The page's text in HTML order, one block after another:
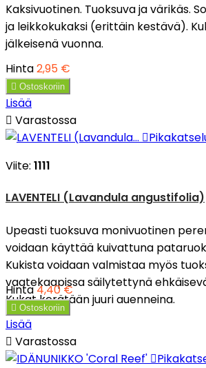
Kaksivuotinen. Tuoksuva ja värikäs.
ja leikkokukaksi (erittäin kestävä).
jälkeisenä vuonna.
Hinta2,95 €
 Ostoskoriin
Lisää
 Varastossa

Viite: 1111
LAVENTELI (Lavandula angustifolia)
Upeasti tuoksuva monivuotinen
voidaan käyttää kuivattuna
Kukista voidaan valmistaa myös
vaatekaapissa säilytettynä
Kukat kerätään juuri auenneina.
Hinta 4,40 €
 Ostoskoriin
Lisää
 Varastossa
